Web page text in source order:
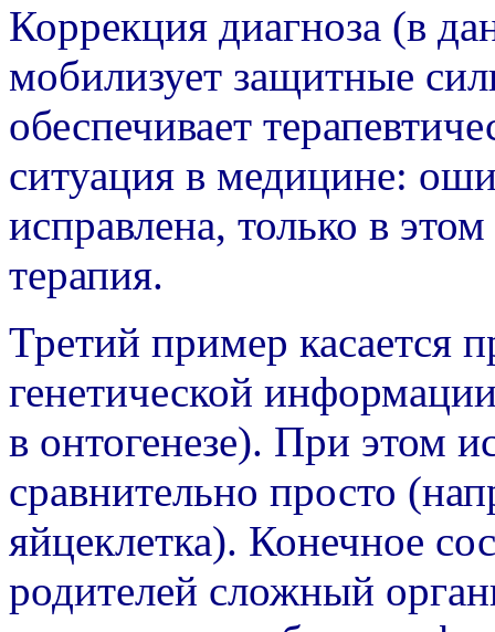
Коррекция диагноза (в
мобилизует защитные
обеспечивает
ситуация в медицине:
исправлена, только в
терапия.
Третий пример касается
генетической
в онтогенезе). При этом
сравнительно просто
яйцеклетка). Конечное
родителей сложный